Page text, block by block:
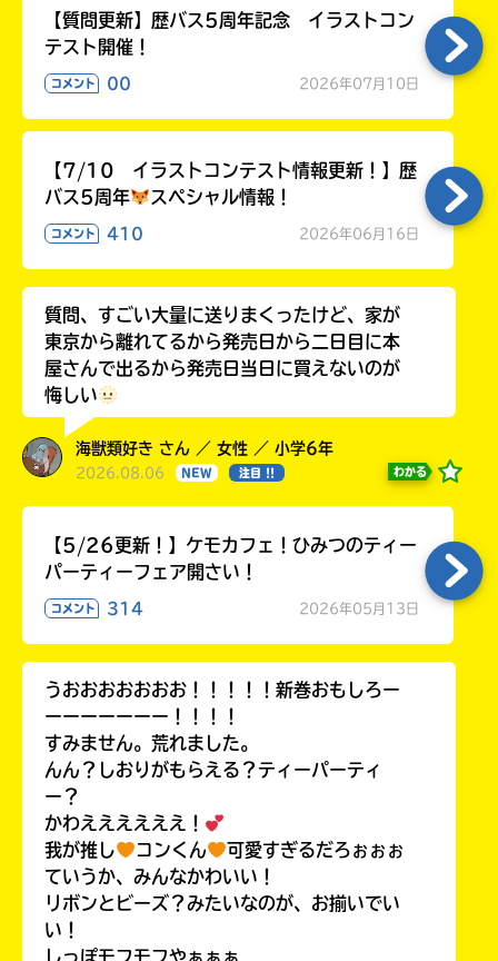
【質問更新】歴バス5周年記念 イラストコン
テスト開催！
コメント 00 2026年07月10日
【7/10 イラストコンテスト情報更新！】歴
バス5周年
スペシャル情報！
コメント 410 2026年06月16日
質問、すごい大量に送りまくったけど、家が
東京から離れてるから発売日から二日目に本
屋さんで出るから発売日当日に買えないのが
悔しい
海獣類好き さん ／ 女性 ／ 小学6年
2026.08.06 NEW 注目 !! わかる
【5/26更新！】ケモカフェ！ひみつのティー
パーティーフェア開さい！
コメント 314 2026年05月13日
うおおおおおおお！！！！！新巻おもしろー
ーーーーーーー！！！！
すみません。荒れました。
んん？しおりがもらえる？ティーパーティ
ー？
かわええええええ！
我が推し
コンくん
可愛すぎるだろぉぉぉ
ていうか、みんなかわいい！
リボンとビーズ？みたいなのが、お揃いでい
い！
しっぽモフモフやぁぁぁ